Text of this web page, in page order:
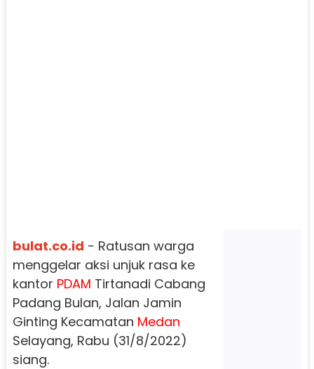
bulat.co.id - Ratusan warga
menggelar aksi unjuk rasa ke
kantor PDAM Tirtanadi Cabang
Padang Bulan, Jalan Jamin
Ginting Kecamatan Medan
Selayang, Rabu (31/8/2022)
siang.